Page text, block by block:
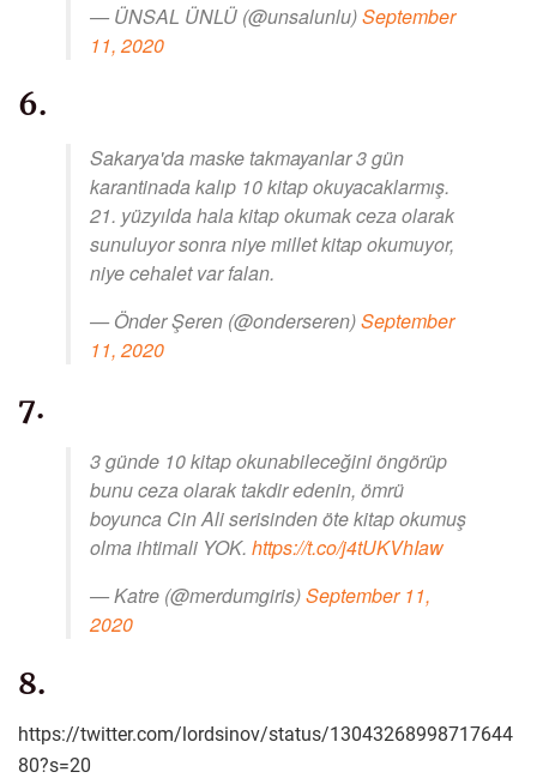
— ÜNSAL ÜNLÜ (@unsalunlu)September
11, 2020
6.
Sakarya'da maske takmayanlar 3 gün
karantinada kalıp 10 kitap okuyacaklarmış.
21. yüzyılda hala kitap okumak ceza olarak
sunuluyor sonra niye millet kitap okumuyor,
niye cehalet var falan.
— Önder Şeren (@onderseren)September
11, 2020
7.
3 günde 10 kitap okunabileceğini öngörüp
bunu ceza olarak takdir edenin, ömrü
boyunca Cin Ali serisinden öte kitap okumuş
olma ihtimali YOK. https://t.co/j4tUKVhIaw
— Katre (@merdumgiris)September 11,
2020
8.
https://twitter.com/lordsinov/status/13043268998717644
80?s=20